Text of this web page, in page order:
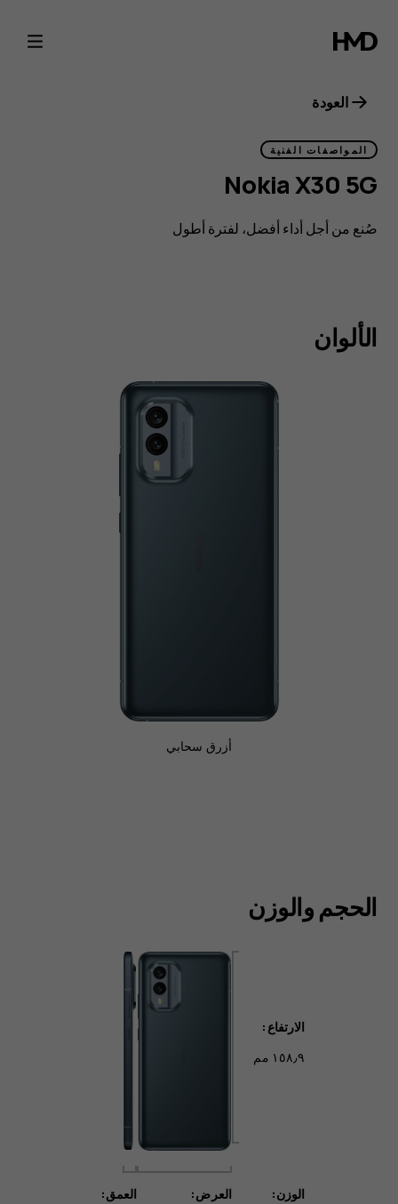
Nokia
X30
5G
هاتف
ذكي
مع
معايير
الاستدامة،
العودة
المواصفات الفنية
Nokia X30 5G
صُنع من أجل أداء أفضل، لفترة أطول
الألوان
أزرق سحابي
الحجم والوزن
الارتفاع:
١٥٨٫٩ مم
الوزن:
العرض:
العمق: